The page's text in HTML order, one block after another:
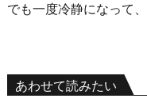
でも一度冷静になって
あわせて読みたい